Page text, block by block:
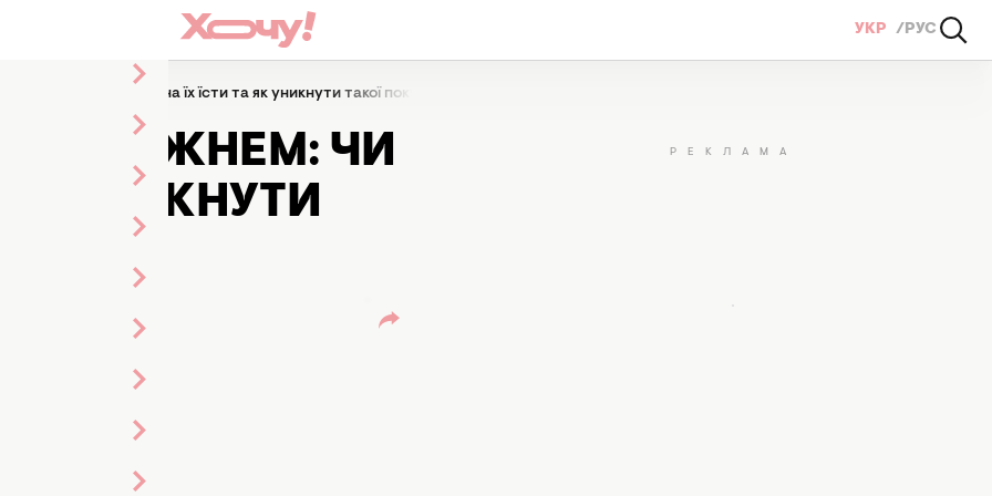
УКР РУС
стрижнем: чи можна їх їсти та як уникнути такої покупки
СТРИЖНЕМ: ЧИ
УНИКНУТИ